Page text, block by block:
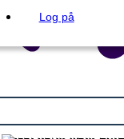
Log på